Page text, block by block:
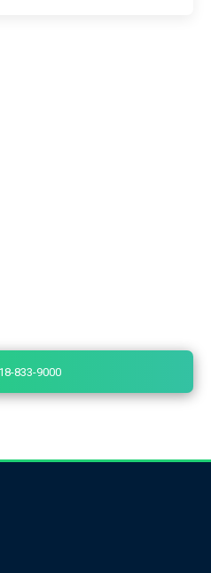
833-9000